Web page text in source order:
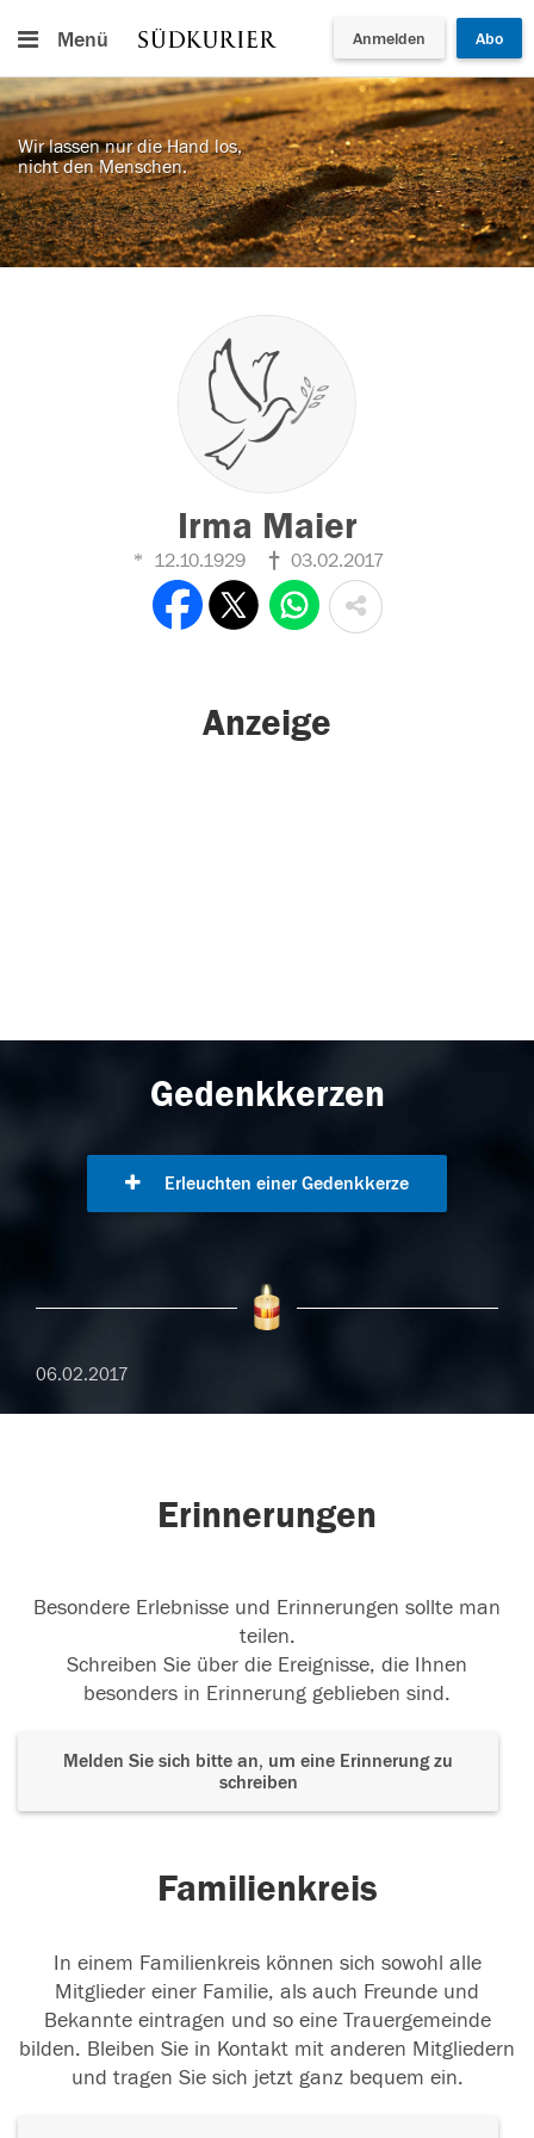
Menü Anmelden Abo
Wir lassen nur die Hand los,
nicht den Menschen.
Irma Maier
12.10.1929 03.02.2017
Anzeige
Gedenkkerzen
Erleuchten einer Gedenkkerze
06.02.2017
Erinnerungen
Besondere Erlebnisse und Erinnerungen sollte man
teilen.
Schreiben Sie über die Ereignisse, die Ihnen
besonders in Erinnerung geblieben sind.
Melden Sie sich bitte an, um eine Erinnerung zu
schreiben
Familienkreis
In einem Familienkreis können sich sowohl alle
Mitglieder einer Familie, als auch Freunde und
Bekannte eintragen und so eine Trauergemeinde
bilden. Bleiben Sie in Kontakt mit anderen Mitgliedern
und tragen Sie sich jetzt ganz bequem ein.